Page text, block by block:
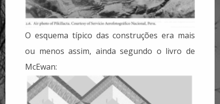
O esquema típico das construções era mais
ou menos assim, ainda segundo o livro de
McEwan: